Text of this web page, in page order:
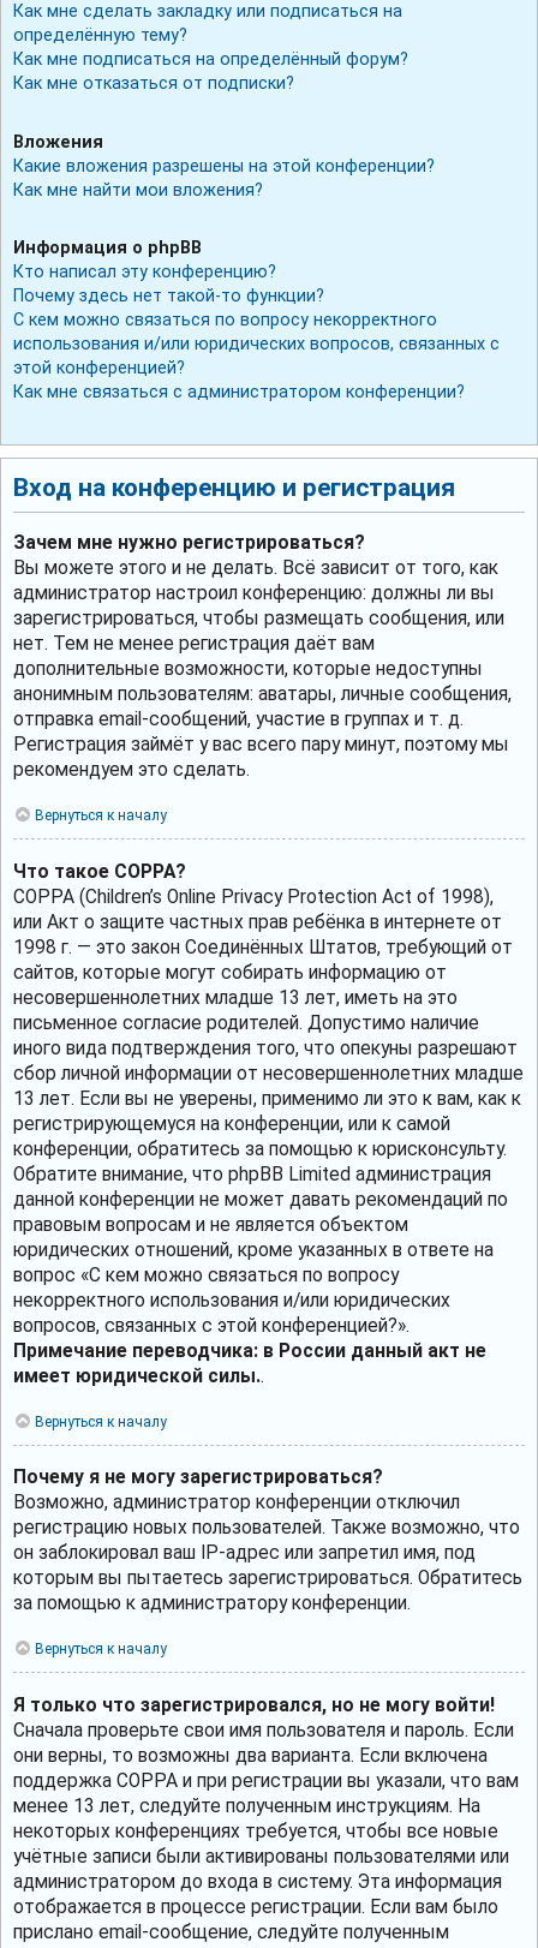
Как мне сделать закладку или подписаться на
определённую тему?
Как мне подписаться на определённый форум?
Как мне отказаться от подписки?
Вложения
Какие вложения разрешены на этой конференции?
Как мне найти мои вложения?
Информация о phpBB
Кто написал эту конференцию?
Почему здесь нет такой-то функции?
С кем можно связаться по вопросу некорректного
использования и/или юридических вопросов, связанных с
этой конференцией?
Как мне связаться с администратором конференции?
Вход на конференцию и регистрация
Зачем мне нужно регистрироваться?
Вы можете этого и не делать. Всё зависит от того, как
администратор настроил конференцию: должны ли вы
зарегистрироваться, чтобы размещать сообщения, или
нет. Тем не менее регистрация даёт вам
дополнительные возможности, которые недоступны
анонимным пользователям: аватары, личные сообщения,
отправка email-сообщений, участие в группах и т. д.
Регистрация займёт у вас всего пару минут, поэтому мы
рекомендуем это сделать.
Вернуться к началу
Что такое COPPA?
COPPA (Children’s Online Privacy Protection Act of 1998),
или Акт о защите частных прав ребёнка в интернете от
1998 г. — это закон Соединённых Штатов, требующий от
сайтов, которые могут собирать информацию от
несовершеннолетних младше 13 лет, иметь на это
письменное согласие родителей. Допустимо наличие
иного вида подтверждения того, что опекуны разрешают
сбор личной информации от несовершеннолетних младше
13 лет. Если вы не уверены, применимо ли это к вам, как к
регистрирующемуся на конференции, или к самой
конференции, обратитесь за помощью к юрисконсульту.
Обратите внимание, что phpBB Limited администрация
данной конференции не может давать рекомендаций по
правовым вопросам и не является объектом
юридических отношений, кроме указанных в ответе на
вопрос «С кем можно связаться по вопросу
некорректного использования и/или юридических
вопросов, связанных с этой конференцией?».
Примечание переводчика: в России данный акт не
имеет юридической силы..
Вернуться к началу
Почему я не могу зарегистрироваться?
Возможно, администратор конференции отключил
регистрацию новых пользователей. Также возможно, что
он заблокировал ваш IP-адрес или запретил имя, под
которым вы пытаетесь зарегистрироваться. Обратитесь
за помощью к администратору конференции.
Вернуться к началу
Я только что зарегистрировался, но не могу войти!
Сначала проверьте свои имя пользователя и пароль. Если
они верны, то возможны два варианта. Если включена
поддержка COPPA и при регистрации вы указали, что вам
менее 13 лет, следуйте полученным инструкциям. На
некоторых конференциях требуется, чтобы все новые
учётные записи были активированы пользователями или
администратором до входа в систему. Эта информация
отображается в процессе регистрации. Если вам было
прислано email-сообщение, следуйте полученным